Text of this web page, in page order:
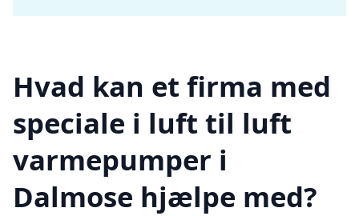
Hvad kan et firma med
speciale i luft til luft
varmepumper i
Dalmose hjælpe med?